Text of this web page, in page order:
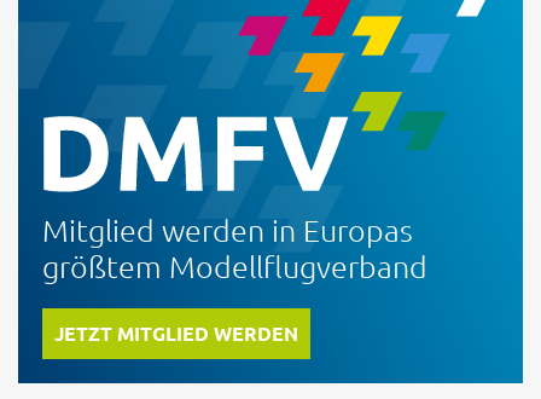
Mitglied werden in Europas
größtem Modellflugverband
JETZT MITGLIED WERDEN